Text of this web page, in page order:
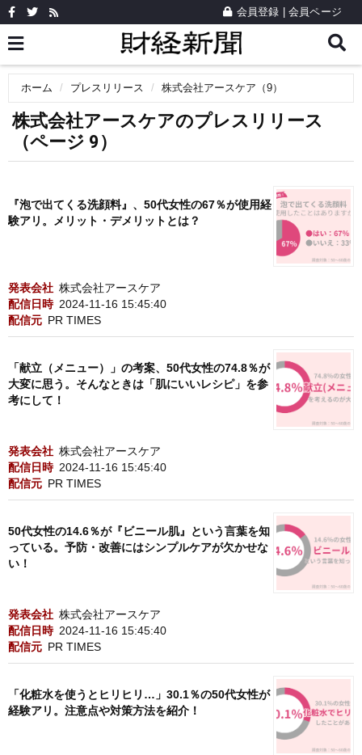
会員登録 会員ページ
ホーム プレスリリース 株式会社アースケア（9）
株式会社アースケアのプレスリリース
（ページ 9）
『泡で出てくる洗顔料』、50代女性の67％が使用経
験アリ。メリット・デメリットとは？
発表会社 株式会社アースケア
配信日時 2024-11-16 15:45:40
配信元 PR TIMES
「献立（メニュー）」の考案、50代女性の74.8％が
大変に思う。そんなときは「肌にいいレシピ」を参
考にして！
発表会社 株式会社アースケア
配信日時 2024-11-16 15:45:40
配信元 PR TIMES
50代女性の14.6％が『ビニール肌』という言葉を知
っている。予防・改善にはシンプルケアが欠かせな
い！
発表会社 株式会社アースケア
配信日時 2024-11-16 15:45:40
配信元 PR TIMES
「化粧水を使うとヒリヒリ…」30.1％の50代女性が
経験アリ。注意点や対策方法を紹介！